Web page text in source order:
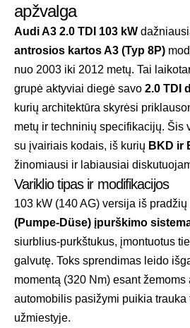
apžvalga
Audi A3 2.0 TDI 103 kW
antrosios kartos A3 (Typ 8P)
nuo 2003 iki 2012 metų. Tai
grupė aktyviai diegė savo 2.0 TDI
kurių architektūra skyrėsi
metų ir techninių specifikacijų. Šis
su įvairiais kodais, iš kurių BKD ir
žinomiausi ir labiausiai
Variklio tipas ir modifikacijos
103 kW (140 AG) versija iš
(Pumpe-Düse) įpurškimo
siurblius-purkštukus, įmontuotus
galvutę. Toks sprendimas leido
momentą (320 Nm) esant žemoms
automobilis pasižymi puikia trauka
užmiestyje.